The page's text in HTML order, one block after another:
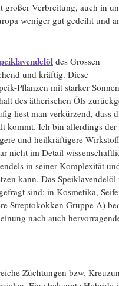
Verbreitung, auch in
weniger gut gedeiht und
des Grossen
und kräftig. Diese
Pflanzen mit starker
des ätherischen Öls
liest man verkürzend, dass
kommt. Ich bin allerdings
und heilkräftigere
nicht im Detail
in seiner Komplexität
kann. Das
sind: in Kosmetika,
Streptokokken Gruppe A)
nach auch
Züchtungen bzw.